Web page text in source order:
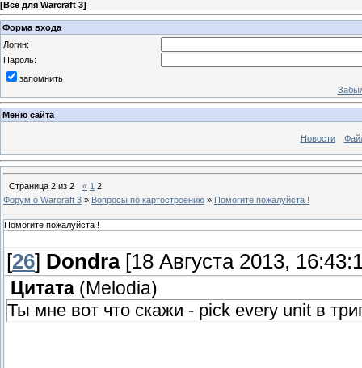
[Всё для Warcraft 3]
Форма входа
Логин:
Пароль:
запомнить
Меню сайта
Новости
Страница 2 из 2 « 1 2
Форум о Warcraft 3 » Вопросы по картостроению » Помогите пожалуйста !
Помогите пожалуйста !
[26] Dondra[18 Августа 2013,
Цитата (Melodia)
Ты мне вот что скажи - pick every unit в